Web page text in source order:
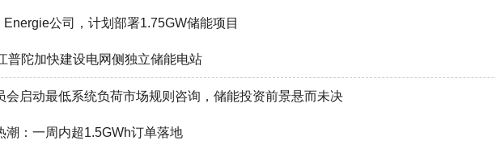
公司，计划部署1.75GW储能项目
普陀加快建设电网侧独立储能电站
会启动最低系统负荷市场规则咨询，储能投资前景悬而未决
潮：一周内超1.5GWh订单落地